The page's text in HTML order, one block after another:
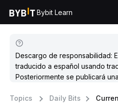
Bybit Learn
Descargo de responsabilidad:
traducido a español usando
Posteriormente se publicará
Topics Daily Bits